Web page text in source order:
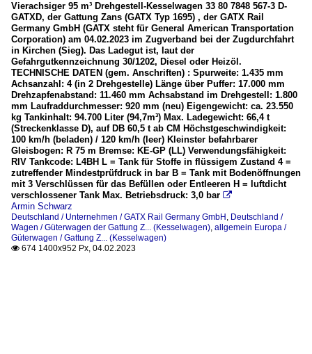
Vierachsiger 95 m³ Drehgestell-Kesselwagen 33 80 7848 567-3 D-
GATXD, der Gattung Zans (GATX Typ 1695) , der GATX Rail
Germany GmbH (GATX steht für General American Transportation
Corporation) am 04.02.2023 im Zugverband bei der Zugdurchfahrt
in Kirchen (Sieg). Das Ladegut ist, laut der
Gefahrgutkennzeichnung 30/1202, Diesel oder Heizöl.
TECHNISCHE DATEN (gem. Anschriften) : Spurweite: 1.435 mm
Achsanzahl: 4 (in 2 Drehgestelle) Länge über Puffer: 17.000 mm
Drehzapfenabstand: 11.460 mm Achsabstand im Drehgestell: 1.800
mm Laufraddurchmesser: 920 mm (neu) Eigengewicht: ca. 23.550
kg Tankinhalt: 94.700 Liter (94,7m³) Max. Ladegewicht: 66,4 t
(Streckenklasse D), auf DB 60,5 t ab CM Höchstgeschwindigkeit:
100 km/h (beladen) / 120 km/h (leer) Kleinster befahrbarer
Gleisbogen: R 75 m Bremse: KE-GP (LL) Verwendungsfähigkeit:
RIV Tankcode: L4BH L = Tank für Stoffe in flüssigem Zustand 4 =
zutreffender Mindestprüfdruck in bar B = Tank mit Bodenöffnungen
mit 3 Verschlüssen für das Befüllen oder Entleeren H = luftdicht
verschlossener Tank Max. Betriebsdruck: 3,0 bar 
Armin Schwarz
Deutschland / Unternehmen / GATX Rail Germany GmbH , Deutschland /
Wagen / Güterwagen der Gattung Z... (Kesselwagen), allgemein Europa /
Güterwagen / Gattung Z... (Kesselwagen)
 674 1400x952 Px, 04.02.2023